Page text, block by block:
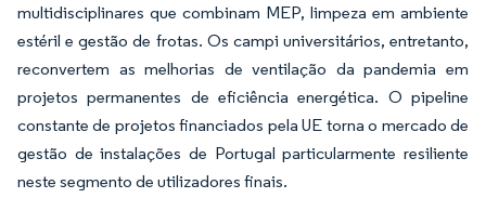
multidisciplinares que combinam MEP, limpeza em ambiente
estéril e gestão de frotas. Os campi universitários, entretanto,
reconvertem as melhorias de ventilação da pandemia em
projetos permanentes de eficiência energética. O pipeline
constante de projetos financiados pela UE torna o mercado de
gestão de instalações de Portugal particularmente resiliente
neste segmento de utilizadores finais.